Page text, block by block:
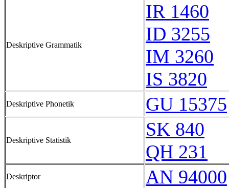
Deskriptive Grammatik
IR 1460
ID 3255
IM 3260
IS 3820
Deskriptive Phonetik GU 15375
Deskriptive Statistik
SK 840
QH 231
Deskriptor AN 94000